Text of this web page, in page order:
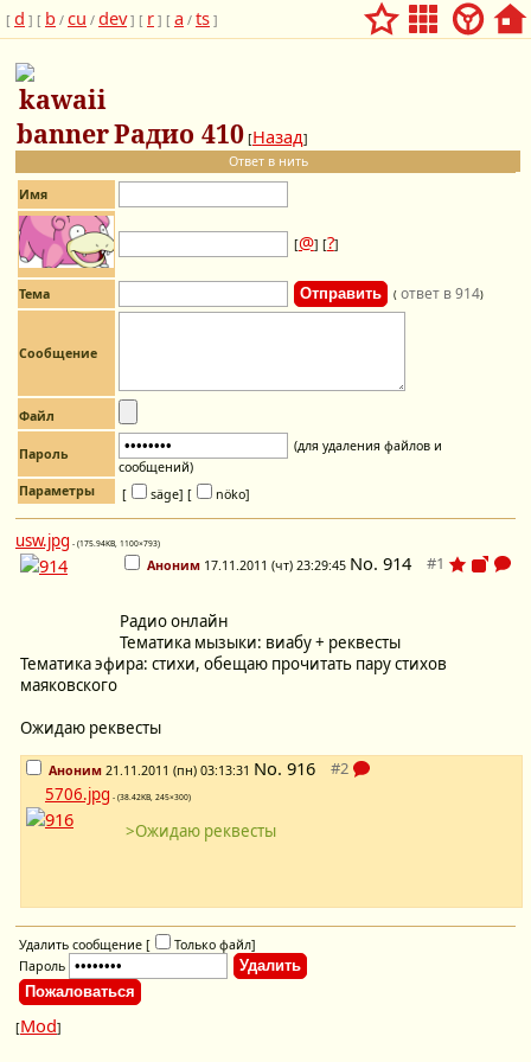
[ d ] [ b / cu / dev] [ r ] [ a / ts ]
Радио 410 [Назад]
Ответ в нить
Имя
[@] [?]
Тема (ответ в 914)
Сообщение
Файл
Пароль
(для удаления файлов и
сообщений)
Параметры
[ säge] [ nöko]
usw.jpg - (175.94KB, 1100×793)
Аноним 17.11.2011 (чт) 23:29:45 No. 914
Радио онлайн
Тематика мызыки: виабу + реквесты
Тематика эфира: стихи, обещаю прочитать пару стихов
маяковского
Ожидаю реквесты
Аноним 21.11.2011 (пн) 03:13:31 No. 916
5706.jpg - (38.42KB, 245×300)
>Ожидаю реквесты
Удалить сообщение [ Только файл]
Пароль
[Mod]